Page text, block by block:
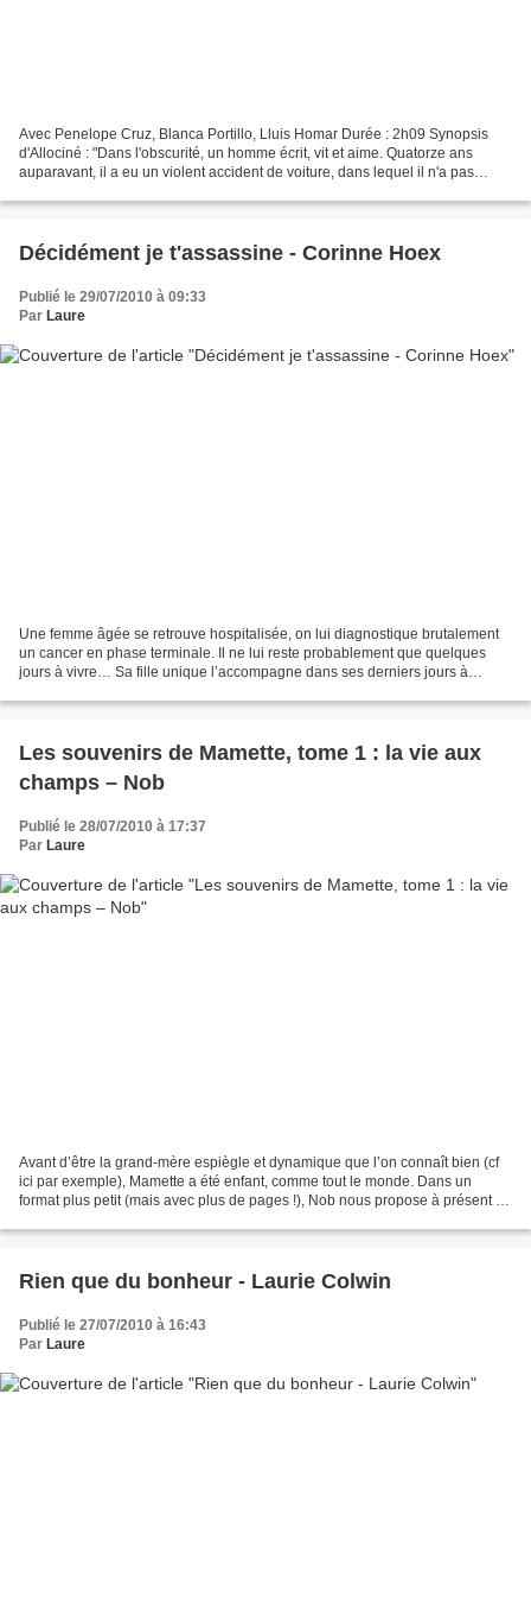
Avec Penelope Cruz, Blanca Portillo, Lluis Homar Durée : 2h09 Synopsis
d'Allociné : "Dans l'obscurité, un homme écrit, vit et aime. Quatorze ans
auparavant, il a eu un violent accident de voiture, dans lequel il n'a pas
Décidément je t'assassine - Corinne Hoex
Publié le 29/07/2010 à 09:33
Par Laure
Une femme âgée se retrouve hospitalisée, on lui diagnostique brutalement
un cancer en phase terminale. Il ne lui reste probablement que quelques
jours à vivre… Sa fille unique l’accompagne dans ses derniers jours à
Les souvenirs de Mamette, tome 1 : la vie aux
champs – Nob
Publié le 28/07/2010 à 17:37
Par Laure
Avant d’être la grand-mère espiègle et dynamique que l’on connaît bien (cf
ici par exemple), Mamette a été enfant, comme tout le monde. Dans un
format plus petit (mais avec plus de pages !), Nob nous propose à présent de
Rien que du bonheur - Laurie Colwin
Publié le 27/07/2010 à 16:43
Par Laure